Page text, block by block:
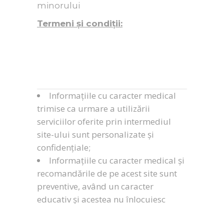
minorului
Termeni și condiții:
Informațiile cu caracter medical
trimise ca urmare a utilizării
serviciilor oferite prin intermediul
site-ului sunt personalizate și
confidențiale;
Informațiile cu caracter medical și
recomandările de pe acest site sunt
preventive, având un caracter
educativ și acestea nu înlocuiesc